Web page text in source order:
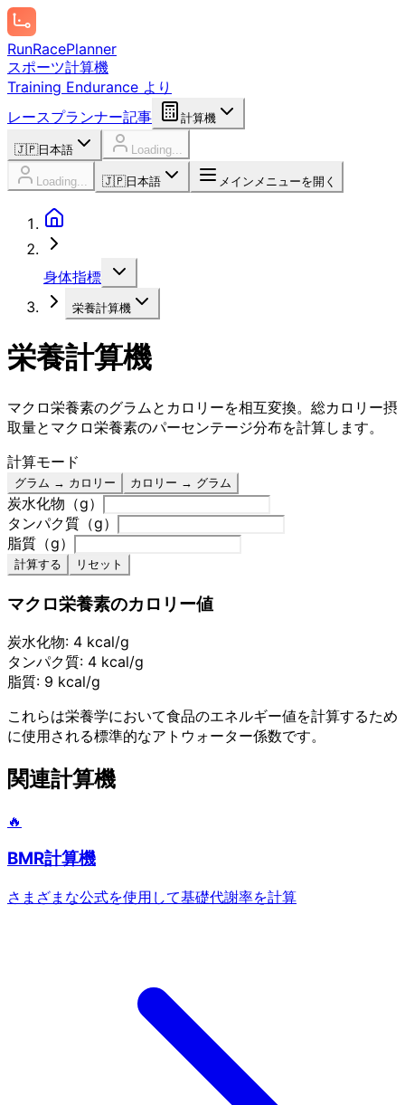
RunRacePlanner
スポーツ計算機
Training Endurance より
レースプランナー記事 計算機
🇯🇵日本語 Loading...
Loading... 🇯🇵日本語 メインメニューを開く
身体指標
栄養計算機
栄養計算機
マクロ栄養素のグラムとカロリーを相互変換。総カロリー摂
取量とマクロ栄養素のパーセンテージ分布を計算します。
計算モード
グラム → カロリー カロリー → グラム
炭水化物（g）
タンパク質（g）
脂質（g）
計算する リセット
マクロ栄養素のカロリー値
炭水化物: 4 kcal/g
タンパク質: 4 kcal/g
脂質: 9 kcal/g
これらは栄養学において食品のエネルギー値を計算するため
に使用される標準的なアトウォーター係数です。
関連計算機
🔥
BMR計算機
さまざまな公式を使用して基礎代謝率を計算